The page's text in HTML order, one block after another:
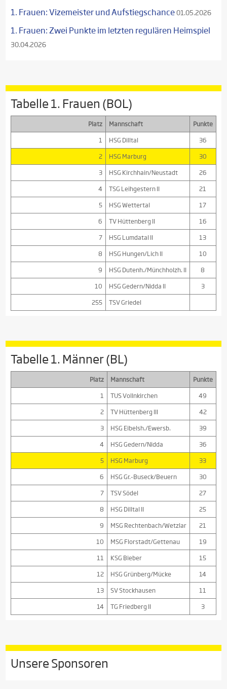
1. Frauen: Vizemeister und Aufstiegschance01.05.2026
1. Frauen: Zwei Punkte im letzten regulären Heimspiel
30.04.2026
Tabelle 1. Frauen (BOL)
Platz Mannschaft
Punkte
1
HSG Dilltal
36
2
HSG Marburg
30
3
HSG Kirchhain/Neustadt
26
4
TSG Leihgestern II
21
5
HSG Wettertal
17
6
TV Hüttenberg II
16
7
HSG Lumdatal II
13
8
HSG Hungen/Lich II
10
9
HSG Dutenh./Münchholzh. II
8
10
HSG Gedern/Nidda II
3
255
TSV Griedel
Tabelle 1. Männer (BL)
Platz Mannschaft
Punkte
1
TUS Vollnkirchen
49
2
TV Hüttenberg III
42
3
HSG Eibelsh./Ewersb.
39
4
HSG Gedern/Nidda
36
5
HSG Marburg
33
6
HSG Gr.-Buseck/Beuern
30
7
TSV Södel
27
8
HSG Dilltal II
25
9
MSG Rechtenbach/Wetzlar
21
10
MSG Florstadt/Gettenau
19
11
KSG Bieber
15
12
HSG Grünberg/Mücke
14
13
SV Stockhausen
11
14
TG Friedberg II 3
Unsere Sponsoren